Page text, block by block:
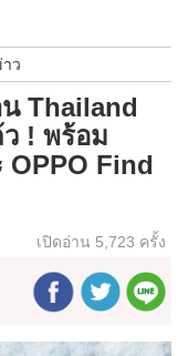
ว
Thailand
! พร้อม
OPPO Find
เปิดอ่าน 5,723 ครั้ง